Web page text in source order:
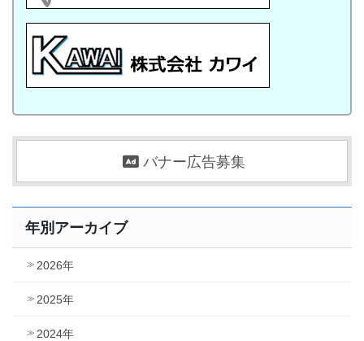
バナー広告募集
年別アーカイブ
2026年
2025年
2024年